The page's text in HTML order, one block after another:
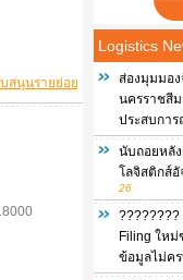
สนุนรายย่อย
Logistics
ส่องมุมมอ
นครราชสี
ประสบกา
นับถอยหลัง
โลจิสติกส์อั
26
????????
Filing ให
ข้อมูลไม่ค